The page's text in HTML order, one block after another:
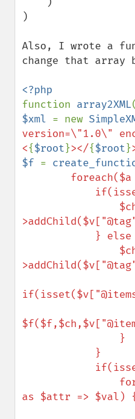
)
Also, I wrote a
change that array
function array2XML(
$xml = new
version=\"1.0\"
<{$root}></{$root}
$f =
as $attr => $val)